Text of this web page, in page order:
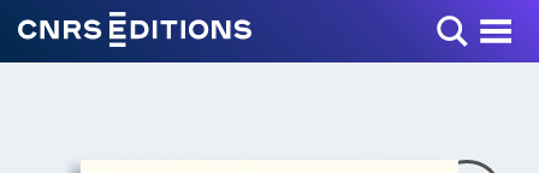
Toggle Menu